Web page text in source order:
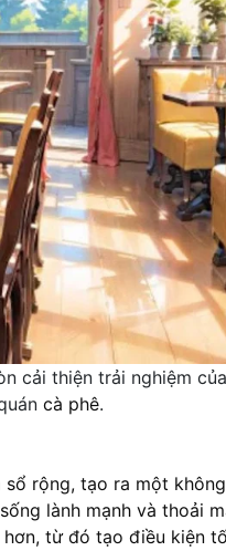
cải thiện trải nghiệm
cà phê.
rộng, tạo ra một
lành mạnh và thoải
từ đó tạo điều kiện